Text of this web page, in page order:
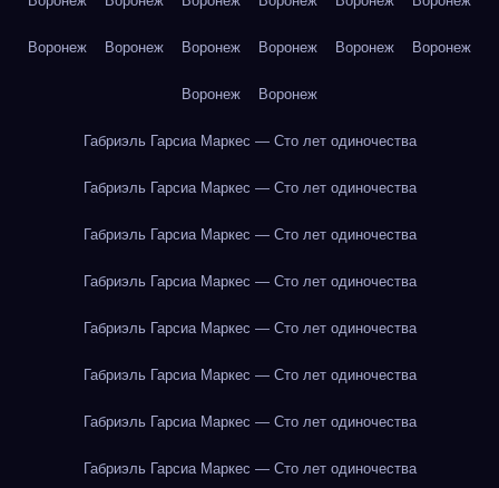
Воронеж Воронеж Воронеж Воронеж Воронеж Воронеж
Воронеж Воронеж
Габриэль Гарсиа Маркес — Сто лет одиночества
Габриэль Гарсиа Маркес — Сто лет одиночества
Габриэль Гарсиа Маркес — Сто лет одиночества
Габриэль Гарсиа Маркес — Сто лет одиночества
Габриэль Гарсиа Маркес — Сто лет одиночества
Габриэль Гарсиа Маркес — Сто лет одиночества
Габриэль Гарсиа Маркес — Сто лет одиночества
Габриэль Гарсиа Маркес — Сто лет одиночества